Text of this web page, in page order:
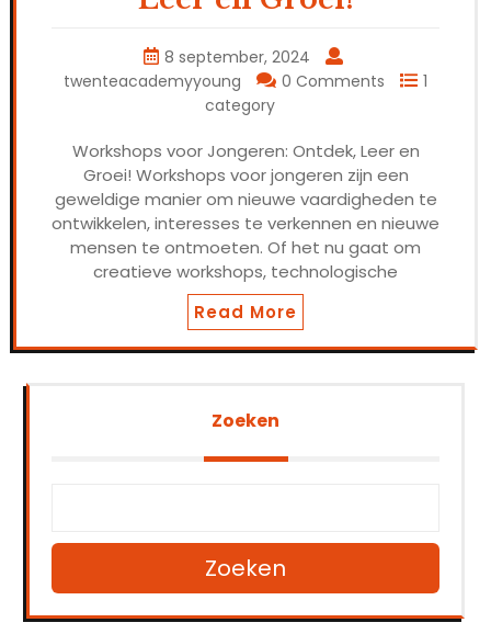
8 september, 2024
twenteacademyyoung
0 Comments
1
category
Workshops voor Jongeren: Ontdek, Leer en
Groei! Workshops voor jongeren zijn een
geweldige manier om nieuwe vaardigheden te
ontwikkelen, interesses te verkennen en nieuwe
mensen te ontmoeten. Of het nu gaat om
creatieve workshops, technologische
Read More
Zoeken
Zoeken